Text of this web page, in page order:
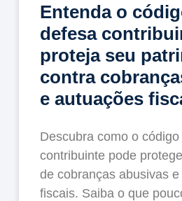
Entenda o
defesa
proteja seu
contra
e autuações
Descubra como o
contribuinte pode
de cobranças abusivas
fiscais. Saiba o que